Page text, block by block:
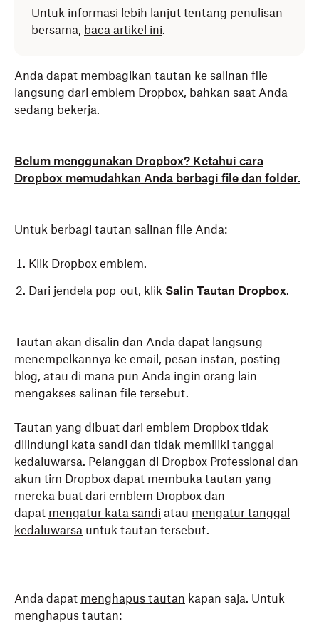
Untuk informasi lebih lanjut tentang penulisan
bersama, baca artikel ini.
Anda dapat membagikan tautan ke salinan file
langsung dari emblem Dropbox, bahkan saat Anda
sedang bekerja.
Belum menggunakan Dropbox? Ketahui cara
Dropbox memudahkan Anda berbagi file dan folder.
Untuk berbagi tautan salinan file Anda:
Klik Dropbox emblem.
Dari jendela pop-out, klik Salin Tautan Dropbox.
Tautan akan disalin dan Anda dapat langsung
menempelkannya ke email, pesan instan, posting
blog, atau di mana pun Anda ingin orang lain
mengakses salinan file tersebut.
Tautan yang dibuat dari emblem Dropbox tidak
dilindungi kata sandi dan tidak memiliki tanggal
kedaluwarsa. Pelanggan di Dropbox Professional dan
akun tim Dropbox dapat membuka tautan yang
mereka buat dari emblem Dropbox dan
dapat mengatur kata sandi atau mengatur tanggal
kedaluwarsa untuk tautan tersebut.
Anda dapat menghapus tautan kapan saja. Untuk
menghapus tautan: